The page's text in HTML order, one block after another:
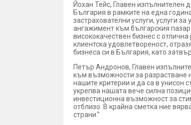
Йохан Тейс, Главен изпълнителен
България в рамките на една
застрахователни услуги, услуги
ангажимент към българския
висококачествен бизнес с
клиентска удовлетвореност,
бизнеса си в България, като
Петър Андронов, Главен
към възможности за разрастване
нашите критерии и да са в унисон
укрепва нашата вече силна
инвестиционна възможност за
отблизо. В крайна сметка ние
страни.”